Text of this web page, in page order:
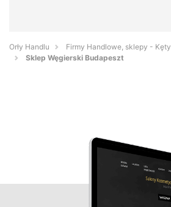
Orły Handlu
Firmy Handlowe, sklepy - Kęty
Sklep Węgierski Budapeszt